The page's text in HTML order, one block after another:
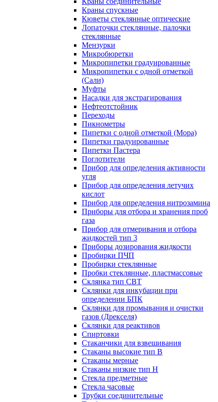
Краны спускные
Кюветы стеклянные оптические
Лопаточки стеклянные, палочки
стеклянные
Мензурки
Микробюретки
Микропипетки градуированные
Микропипетки с одной отметкой
(Сали)
Муфты
Насадки для экстрагирования
Нефтеотстойник
Переходы
Пикнометры
Пипетки с одной отметкой (Мора)
Пипетки градуированные
Пипетки Пастера
Поглотители
Прибор для определения активности
угля
Прибор для определения летучих
кислот
Прибор для определения нитрозамина
Приборы для отбора и хранения проб
газа
Прибор для отмеривания и отбора
жидкостей тип 3
Приборы дозирования жидкости
Пробирки ПЧП
Пробирки стеклянные
Пробки стеклянные, пластмассовые
Склянка тип СВТ
Склянки для инкубации при
определении БПК
Склянки для промывания и очистки
газов (Дрекселя)
Склянки для реактивов
Спиртовки
Стаканчики для взвешивания
Стаканы высокие тип В
Стаканы мерные
Стаканы низкие тип Н
Стекла предметные
Стекла часовые
Трубки соединительные